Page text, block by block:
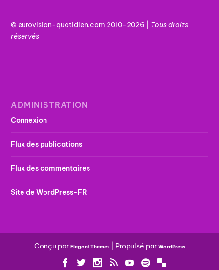
© eurovision-quotidien.com 2010-2026 | Tousdroits
réservés
ADMINISTRATION
Connexion
Flux des publications
Flux des commentaires
Site de WordPress-FR
Conçu par Elegant Themes| Propulsé par WordPress